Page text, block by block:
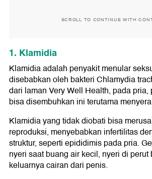
SCROLL TO CONTINUE WITH
1. Klamidia
Klamidia adalah penyakit menular
disebabkan oleh bakteri Chlamydia
dari laman Very Well Health, pada pria,
bisa disembuhkan ini terutama
Klamidia yang tidak diobati bisa
reproduksi, menyebabkan infertilitas
struktur, seperti epididimis pada pria.
nyeri saat buang air kecil, nyeri di perut
keluarnya cairan dari penis.